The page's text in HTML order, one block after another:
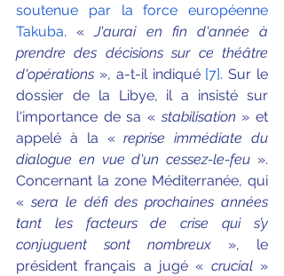
soutenue par la force européenne
Takuba. « J'aurai en fin d'année à
prendre des décisions sur ce théâtre
d'opérations », a-t-il indiqué [7]. Sur le
dossier de la Libye, il a insisté sur
l'importance de sa « stabilisation » et
appelé à la « reprise immédiate du
dialogue en vue d'un cessez-le-feu ».
Concernant la zone Méditerranée, qui
« sera le défi des prochaines années
tant les facteurs de crise qui s’y
conjuguent sont nombreux », le
président français a jugé « crucial »